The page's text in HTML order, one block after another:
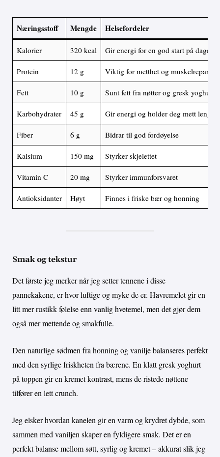
Næringsstoff Mengde Helsefordeler
Kalorier 320 kcal Gir energi for en god start på dagen
Protein 12 g Viktig for metthet og
Fett 10 g Sunt fett fra nøtter og gresk yoghurt
Karbohydrater 45 g Gir energi og holder deg mett lenge
Fiber 6 g Bidrar til god fordøyelse
Kalsium 150 mg Styrker skjelettet
Vitamin C 20 mg Styrker immunforsvaret
Antioksidanter Høyt Finnes i friske bær og honning
Smak og tekstur
Det første jeg merker når jeg setter tennene i disse
pannekakene, er hvor luftige og myke de er. Havremelet gir en
litt mer rustikk følelse enn vanlig hvetemel, men det gjør dem
også mer mettende og smakfulle.
Den naturlige sødmen fra honning og vanilje balanseres perfekt
med den syrlige friskheten fra bærene. En klatt gresk yoghurt
på toppen gir en kremet kontrast, mens de ristede nøttene
tilfører en lett crunch.
Jeg elsker hvordan kanelen gir en varm og krydret dybde, som
sammen med vaniljen skaper en fyldigere smak. Det er en
perfekt balanse mellom søtt, syrlig og kremet – akkurat slik jeg